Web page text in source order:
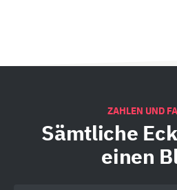
ZAHLEN UND
Sämtliche
einen